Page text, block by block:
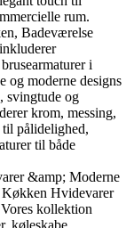
rum.
Badeværelse
i
og moderne designs
svingtude og
krom, messing,
pålidelighed,
til både
&amp; Moderne
Hvidevarer
kollektion
køleskabe,